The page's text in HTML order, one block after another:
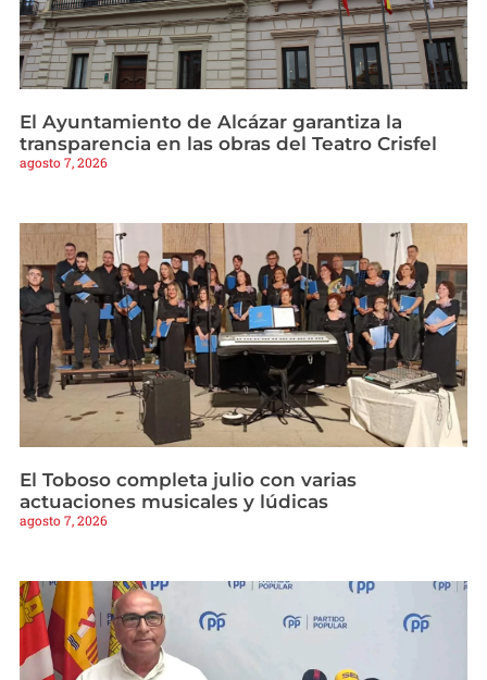
El Ayuntamiento de Alcázar garantiza la
transparencia en las obras del Teatro Crisfel
agosto 7, 2026
El Toboso completa julio con varias
actuaciones musicales y lúdicas
agosto 7, 2026